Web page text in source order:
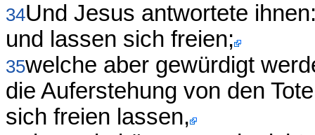
34Und Jesus antwortete
und lassen sich freien;
35welche aber gewürdigt
die Auferstehung von den
sich freien lassen,